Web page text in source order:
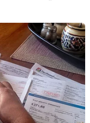
thời gian, có
nhiệm kỳ của
(Vietnam+)